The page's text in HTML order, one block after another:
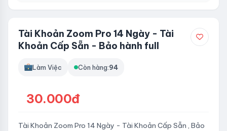
Tài Khoản Zoom Pro 14 Ngày - Tài
Khoản Cấp Sẵn - Bảo hành full
Làm Việc Còn hàng:94
30.000đ
Tài Khoản Zoom Pro 14 Ngày - Tài Khoản Cấp Sẵn , Bảo